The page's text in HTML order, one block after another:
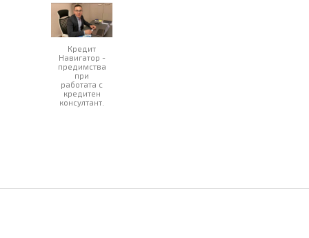
Кредит
Навигатор -
предимства
при
работата с
кредитен
консултант.